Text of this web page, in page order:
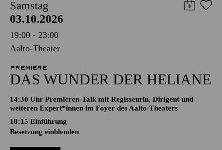
Samstag
03.10.2026
19:00 - 23:00
Aalto-Theater
PREMIERE
DAS WUNDER DER HELIANE
14:30 Uhr Premieren-Talk mit Regisseurin, Dirigent und
weiteren Expert*innen im Foyer des Aalto-Theaters
18:15 Einführung
Besetzung einblenden